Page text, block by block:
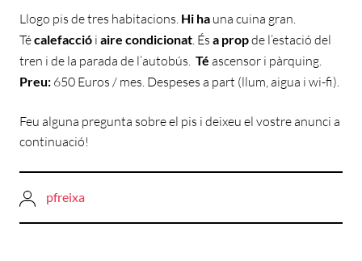
Llogo pis de tres habitacions. Hi ha una cuina gran.
Técalefacció i aire condicionat. És a propde l’estació del
tren i de la parada de l’autobús. Té ascensor i pàrquing.
Preu: 650 Euros / mes. Despeses a part (llum, aigua i wi-fi).
Feu alguna pregunta sobre el pis i deixeu el vostre anunci a
continuació!
pfreixa